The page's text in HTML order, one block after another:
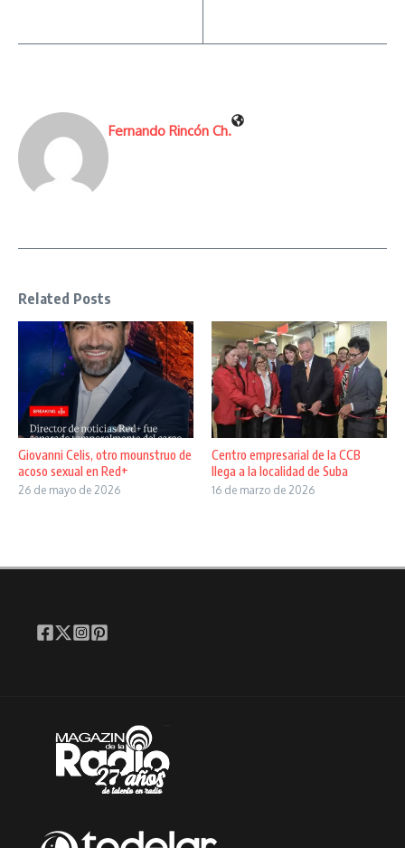
Fernando Rincón Ch.
Related Posts
Giovanni Celis, otro mounstruo de
acoso sexual en Red+
26 de mayo de 2026
Centro empresarial de la CCB
llega a la localidad de Suba
16 de marzo de 2026